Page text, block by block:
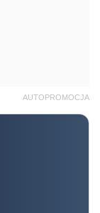
AUTOPROMOCJA